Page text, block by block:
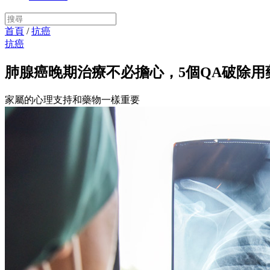
首頁 /抗癌
抗癌
肺腺癌晚期治療不必擔心，5個QA破除用
家屬的心理支持和藥物一樣重要